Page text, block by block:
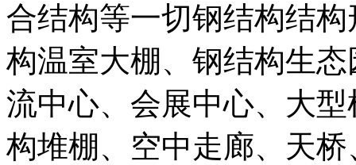
合结构等一切钢结构结
构温室大棚、钢结构生
流中心、会展中心、大
构堆棚、空中走廊、天